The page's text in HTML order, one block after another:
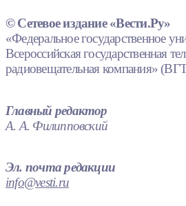
© Сетевое издание «Вести.Ру»
«Федеральное государственное
Всероссийская государственная
радиовещательная компания»
Главный редактор
А. А. Филипповский
Эл. почта редакции
info@vesti.ru